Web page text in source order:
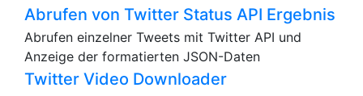
Abrufen von Twitter Status API Ergebnis
Abrufen einzelner Tweets mit Twitter API und
Anzeige der formatierten JSON-Daten
Twitter Video Downloader